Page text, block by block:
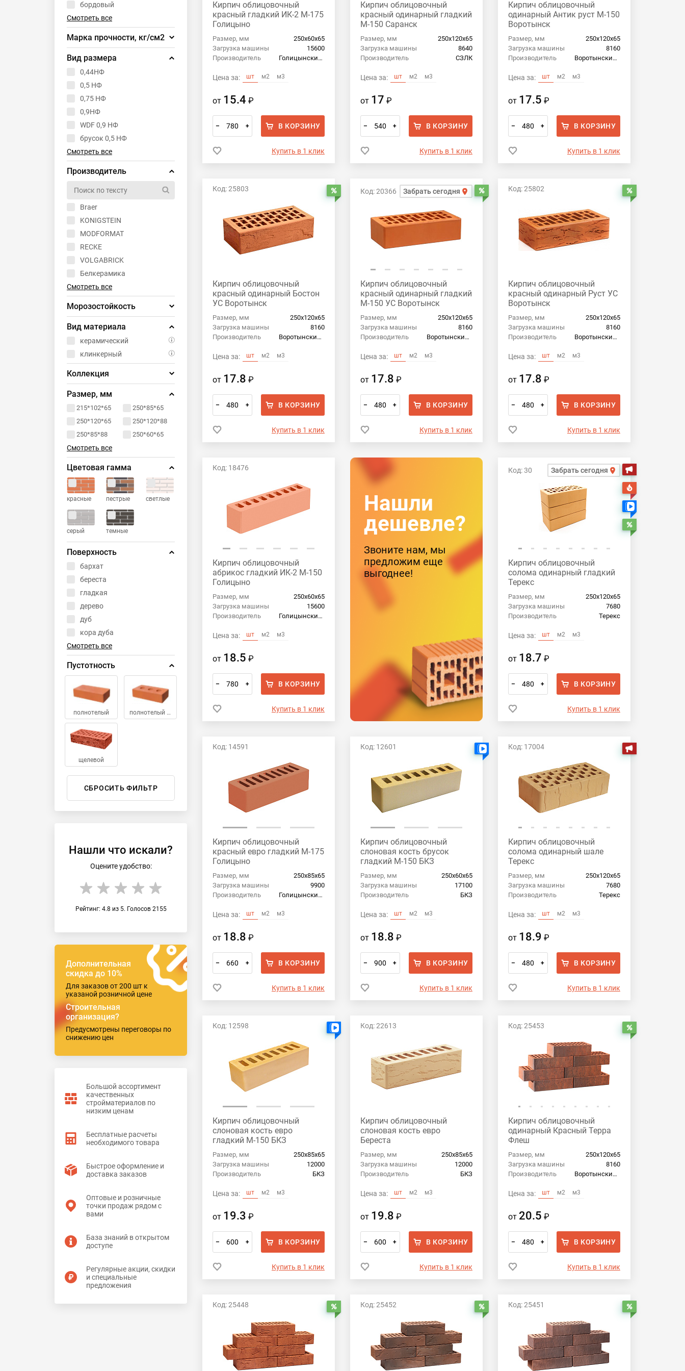
бордовый
Смотреть все
Марка прочности, кг/см2
М-150
М-175
М-200
М-250
М-300
Смотреть все
Вид размера
0,44НФ
0,5 НФ
0,75 НФ
0,9НФ
WDF 0,9 НФ
брусок 0,5 НФ
Смотреть все
Производитель
Braer
KONIGSTEIN
MODFORMAT
RECKE
VOLGABRICK
Белкерамика
Смотреть все
Морозостойкость
F150
F200
F35
F50
Смотреть все
Вид материала
керамический
клинкерный
Коллекция
Скандинавия
Размер, мм
215*102*65
250*85*65
250*120*65
250*120*88
250*85*88
250*60*65
Смотреть все
Цветовая гамма
красные пестрые светлые
серый темные
Поверхность
бархат
береста
гладкая
дерево
дуб
кора дуба
Смотреть все
Пустотность
полнотелый полнотелый с тех.пустотами
щелевой
Нашли что искали?
Оцените удобство:
Рейтинг: 4.8 из 5. Голосов 2155
Дополнительная
скидка до 10%
Для заказов от 200 шт к
указаной розничной цене
Строительная
организация?
Предусмотрены переговоры по
снижению цен
Большой ассортимент
качественных
стройматериалов по
низким ценам
Бесплатные расчеты
необходимого товара
Быстрое оформление и
доставка заказов
Оптовые и розничные
точки продаж рядом с
вами
База знаний в открытом
доступе
Регулярные акции, скидки
и специальные
предложения
Кирпич облицовочный
красный гладкий ИК-2 М-175
Голицыно
Размер, мм
250х60х65
Загрузка машины
15600
Производитель
Голицынский кирпич
Цена за: шт м2 м3
от 15.4 ₽
– + В КОРЗИНУ
Купить в 1 клик
Кирпич облицовочный
красный одинарный гладкий
М-150 Саранск
Размер, мм
250х120х65
Загрузка машины
8640
Производитель
СЗЛК
Цена за: шт м2 м3
от 17 ₽
– + В КОРЗИНУ
Купить в 1 клик
Кирпич облицовочный
одинарный Антик руст М-150
Воротынск
Размер, мм
250х120х65
Загрузка машины
8160
Производитель
Воротынский кирпич
Цена за: шт м2 м3
от 17.5 ₽
– + В КОРЗИНУ
Купить в 1 клик
Код: 25803 Распродажа
Кирпич облицовочный
красный одинарный Бостон
УС Воротынск
Размер, мм
250х120х65
Загрузка машины
8160
Производитель
Воротынский кирпич
Цена за: шт м2 м3
от 17.8 ₽
– + В КОРЗИНУ
Купить в 1 клик
Код: 20366 Забрать сегодня Распродажа
Кирпич облицовочный
красный одинарный гладкий
М-150 УС Воротынск
Размер, мм
250х120х65
Загрузка машины
8160
Производитель
Воротынский кирпич
Цена за: шт м2 м3
от 17.8 ₽
– + В КОРЗИНУ
Купить в 1 клик
Код: 25802
Кирпич облицовочный
красный одинарный Руст УС
Воротынск
Размер, мм
250х120х65
Загрузка машины
8160
Производитель
Воротынский кирпич
Цена за: шт м2 м3
от 17.8 ₽
– + В КОРЗИНУ
Купить в 1 клик
Код: 18476
Кирпич облицовочный
абрикос гладкий ИК-2 М-150
Голицыно
Размер, мм
250х60х65
Загрузка машины
15600
Производитель
Голицынский кирпич
Цена за: шт м2 м3
от 18.5 ₽
– + В КОРЗИНУ
Купить в 1 клик
Нашли
дешевле?
Звоните нам, мы
предложим еще
выгоднее!
Код: 30 Забрать сегодня
Кирпич облицовочный
солома одинарный гладкий
Терекс
Размер, мм
250х120х65
Загрузка машины
7680
Производитель
Терекс
Цена за: шт м2 м3
от 18.7 ₽
– + В КОРЗИНУ
Купить в 1 клик
Код: 14591
Кирпич облицовочный
красный евро гладкий М-175
Голицыно
Размер, мм
250х85х65
Загрузка машины
9900
Производитель
Голицынский кирпич
Цена за: шт м2 м3
от 18.8 ₽
– + В КОРЗИНУ
Купить в 1 клик
Код: 12601 Есть видео
Кирпич облицовочный
слоновая кость брусок
гладкий М-150 БКЗ
Размер, мм
250х60х65
Загрузка машины
17100
Производитель
БКЗ
Цена за: шт м2 м3
от 18.8 ₽
– + В КОРЗИНУ
Купить в 1 клик
Код: 17004
Кирпич облицовочный
солома одинарный шале
Терекс
Размер, мм
250х120х65
Загрузка машины
7680
Производитель
Терекс
Цена за: шт м2 м3
от 18.9 ₽
– + В КОРЗИНУ
Купить в 1 клик
Код: 12598 Есть видео
Кирпич облицовочный
слоновая кость евро
гладкий М-150 БКЗ
Размер, мм
250х85х65
Загрузка машины
12000
Производитель
БКЗ
Цена за: шт м2 м3
от 19.3 ₽
– + В КОРЗИНУ
Купить в 1 клик
Код: 22613
Кирпич облицовочный
слоновая кость евро
Береста
Размер, мм
250х85х65
Загрузка машины
12000
Производитель
БКЗ
Цена за: шт м2 м3
от 19.8 ₽
– + В КОРЗИНУ
Купить в 1 клик
Код: 25453
Кирпич облицовочный
одинарный Красный Терра
Флеш
Размер, мм
250х120х65
Загрузка машины
8160
Производитель
Воротынский кирпич
Цена за: шт м2 м3
от 20.5 ₽
– + В КОРЗИНУ
Купить в 1 клик
Код: 25448 РаспродажаКод: 25452 РаспродажаКод: 25451